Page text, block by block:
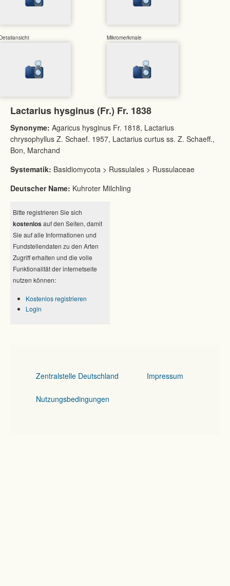
Mikromerkmale
Lactarius hysginus (Fr.) Fr. 1838
Synonyme: Agaricus hysginus Fr. 1818, Lactarius
chrysophyllus Z. Schaef. 1957, Lactarius curtus ss. Z. Schaeff.,
Bon, Marchand
Systematik: Basidiomycota > Russulales > Russulaceae
Deutscher Name: Kuhroter Milchling
Bitte registrieren Sie sich
kostenlos auf den Seiten, damit
Sie auf alle Informationen und
Fundstellendaten zu den Arten
Zugriff erhalten und die volle
Funktionalität der internetseite
nutzen können:
Kostenlos registrieren
Login
Zentralstelle Deutschland Impressum
Nutzungsbedingungen